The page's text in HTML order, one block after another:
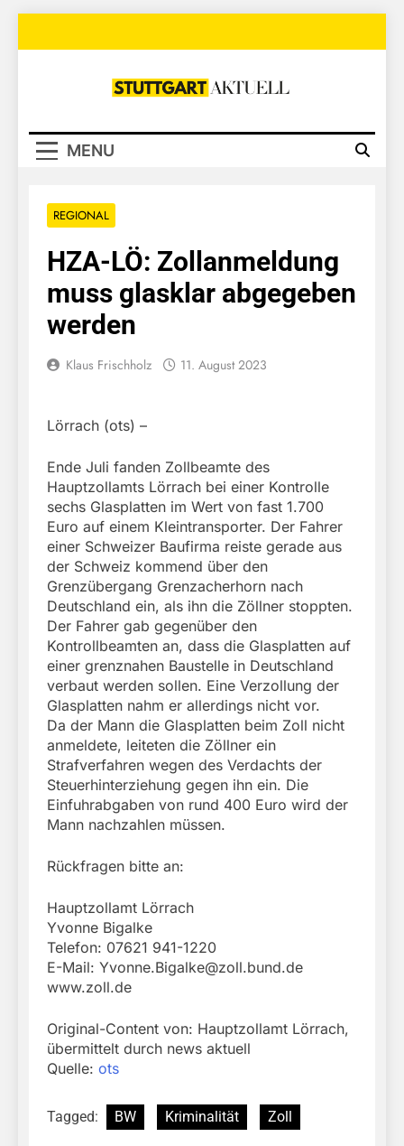
Stuttgart
MENU
REGIONAL
HZA-LÖ: Zollanmeldung
muss glasklar abgegeben
werden
Klaus Frischholz 11. August 2023
Lörrach (ots) –
Ende Juli fanden Zollbeamte des
Hauptzollamts Lörrach bei einer Kontrolle
sechs Glasplatten im Wert von fast 1.700
Euro auf einem Kleintransporter. Der Fahrer
einer Schweizer Baufirma reiste gerade aus
der Schweiz kommend über den
Grenzübergang Grenzacherhorn nach
Deutschland ein, als ihn die Zöllner stoppten.
Der Fahrer gab gegenüber den
Kontrollbeamten an, dass die Glasplatten auf
einer grenznahen Baustelle in Deutschland
verbaut werden sollen. Eine Verzollung der
Glasplatten nahm er allerdings nicht vor.
Da der Mann die Glasplatten beim Zoll nicht
anmeldete, leiteten die Zöllner ein
Strafverfahren wegen des Verdachts der
Steuerhinterziehung gegen ihn ein. Die
Einfuhrabgaben von rund 400 Euro wird der
Mann nachzahlen müssen.
Rückfragen bitte an:
Hauptzollamt Lörrach
Yvonne Bigalke
Telefon: 07621 941-1220
E-Mail: Yvonne.Bigalke@zoll.bund.de
www.zoll.de
Original-Content von: Hauptzollamt Lörrach,
übermittelt durch news aktuell
Quelle: ots
Tagged: BW Kriminalität Zoll